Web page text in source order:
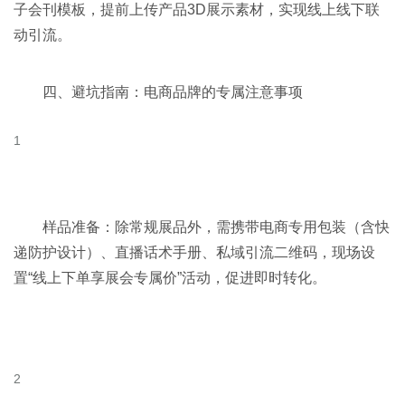
子会刊模板，提前上传产品3D展示素材，实现线上线下联
动引流。
四、避坑指南：电商品牌的专属注意事项
样品准备：除常规展品外，需携带电商专用包装（含快
递防护设计）、直播话术手册、私域引流二维码，现场设
置“线上下单享展会专属价”活动，促进即时转化。